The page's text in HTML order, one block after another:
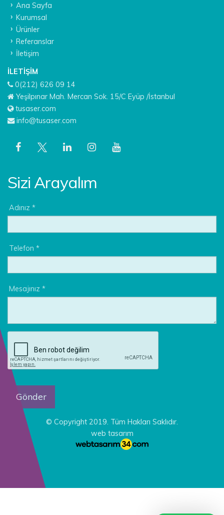
Ana Sayfa
Kurumsal
Ürünler
Referanslar
İletişim
İLETIŞIM
0(212) 626 09 14
Yeşilpınar Mah. Mercan Sok. 15/C Eyüp /İstanbul
tusaser.com
info@tusaser.com
Sizi Arayalım
Adınız *
Telefon *
Mesajınız *
© Copyright 2019. Tüm Hakları Saklıdır.
web tasarım